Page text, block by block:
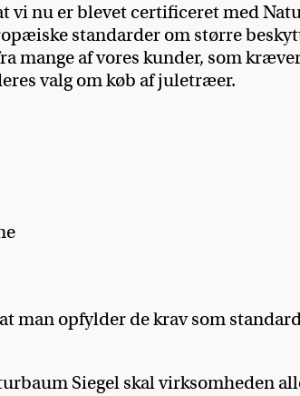
vi nu er blevet certificeret med
standarder om større
mange af vores kunder, som
valg om køb af juletræer.
opfylder de krav som
Siegel skal virksomheden